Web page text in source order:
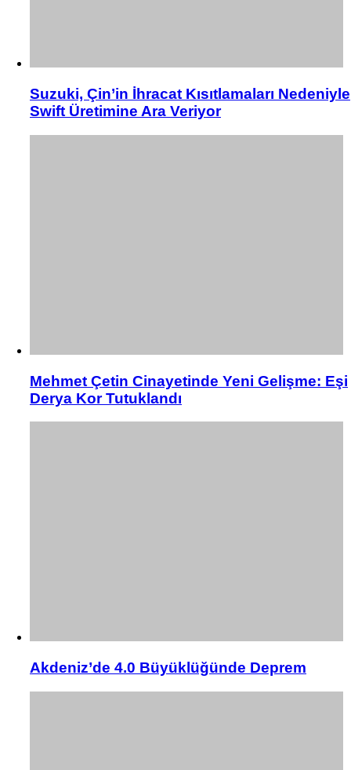
Suzuki, Çin’in İhracat Kısıtlamaları Nedeniyle
Swift Üretimine Ara Veriyor
Mehmet Çetin Cinayetinde Yeni Gelişme: Eşi
Derya Kor Tutuklandı
Akdeniz’de 4.0 Büyüklüğünde Deprem